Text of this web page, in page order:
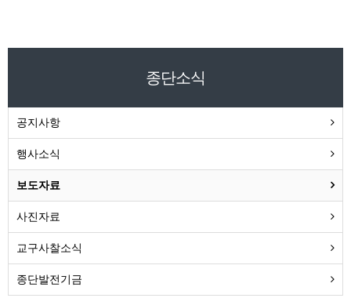
종단소식
공지사항
행사소식
보도자료
사진자료
교구사찰소식
종단발전기금